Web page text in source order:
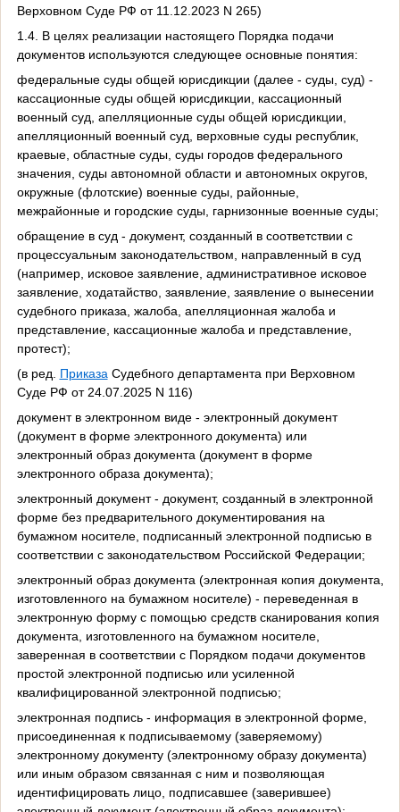
Верховном Суде РФ от 11.12.2023 N 265)
1.4. В целях реализации настоящего Порядка подачи
документов используются следующее основные понятия:
федеральные суды общей юрисдикции (далее - суды, суд) -
кассационные суды общей юрисдикции, кассационный
военный суд, апелляционные суды общей юрисдикции,
апелляционный военный суд, верховные суды республик,
краевые, областные суды, суды городов федерального
значения, суды автономной области и автономных округов,
окружные (флотские) военные суды, районные,
межрайонные и городские суды, гарнизонные военные суды;
обращение в суд - документ, созданный в соответствии с
процессуальным законодательством, направленный в суд
(например, исковое заявление, административное исковое
заявление, ходатайство, заявление, заявление о вынесении
судебного приказа, жалоба, апелляционная жалоба и
представление, кассационные жалоба и представление,
протест);
(в ред. Приказа Судебного департамента при Верховном
Суде РФ от 24.07.2025 N 116)
документ в электронном виде - электронный документ
(документ в форме электронного документа) или
электронный образ документа (документ в форме
электронного образа документа);
электронный документ - документ, созданный в электронной
форме без предварительного документирования на
бумажном носителе, подписанный электронной подписью в
соответствии с законодательством Российской Федерации;
электронный образ документа (электронная копия документа,
изготовленного на бумажном носителе) - переведенная в
электронную форму с помощью средств сканирования копия
документа, изготовленного на бумажном носителе,
заверенная в соответствии с Порядком подачи документов
простой электронной подписью или усиленной
квалифицированной электронной подписью;
электронная подпись - информация в электронной форме,
присоединенная к подписываемому (заверяемому)
электронному документу (электронному образу документа)
или иным образом связанная с ним и позволяющая
идентифицировать лицо, подписавшее (заверившее)